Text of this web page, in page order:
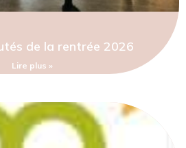
de la rentrée 2026
Lire plus »